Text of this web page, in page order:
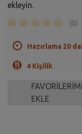
ekleyin.
(0)
Hazırlama 20
4 Kişilik
EKLE